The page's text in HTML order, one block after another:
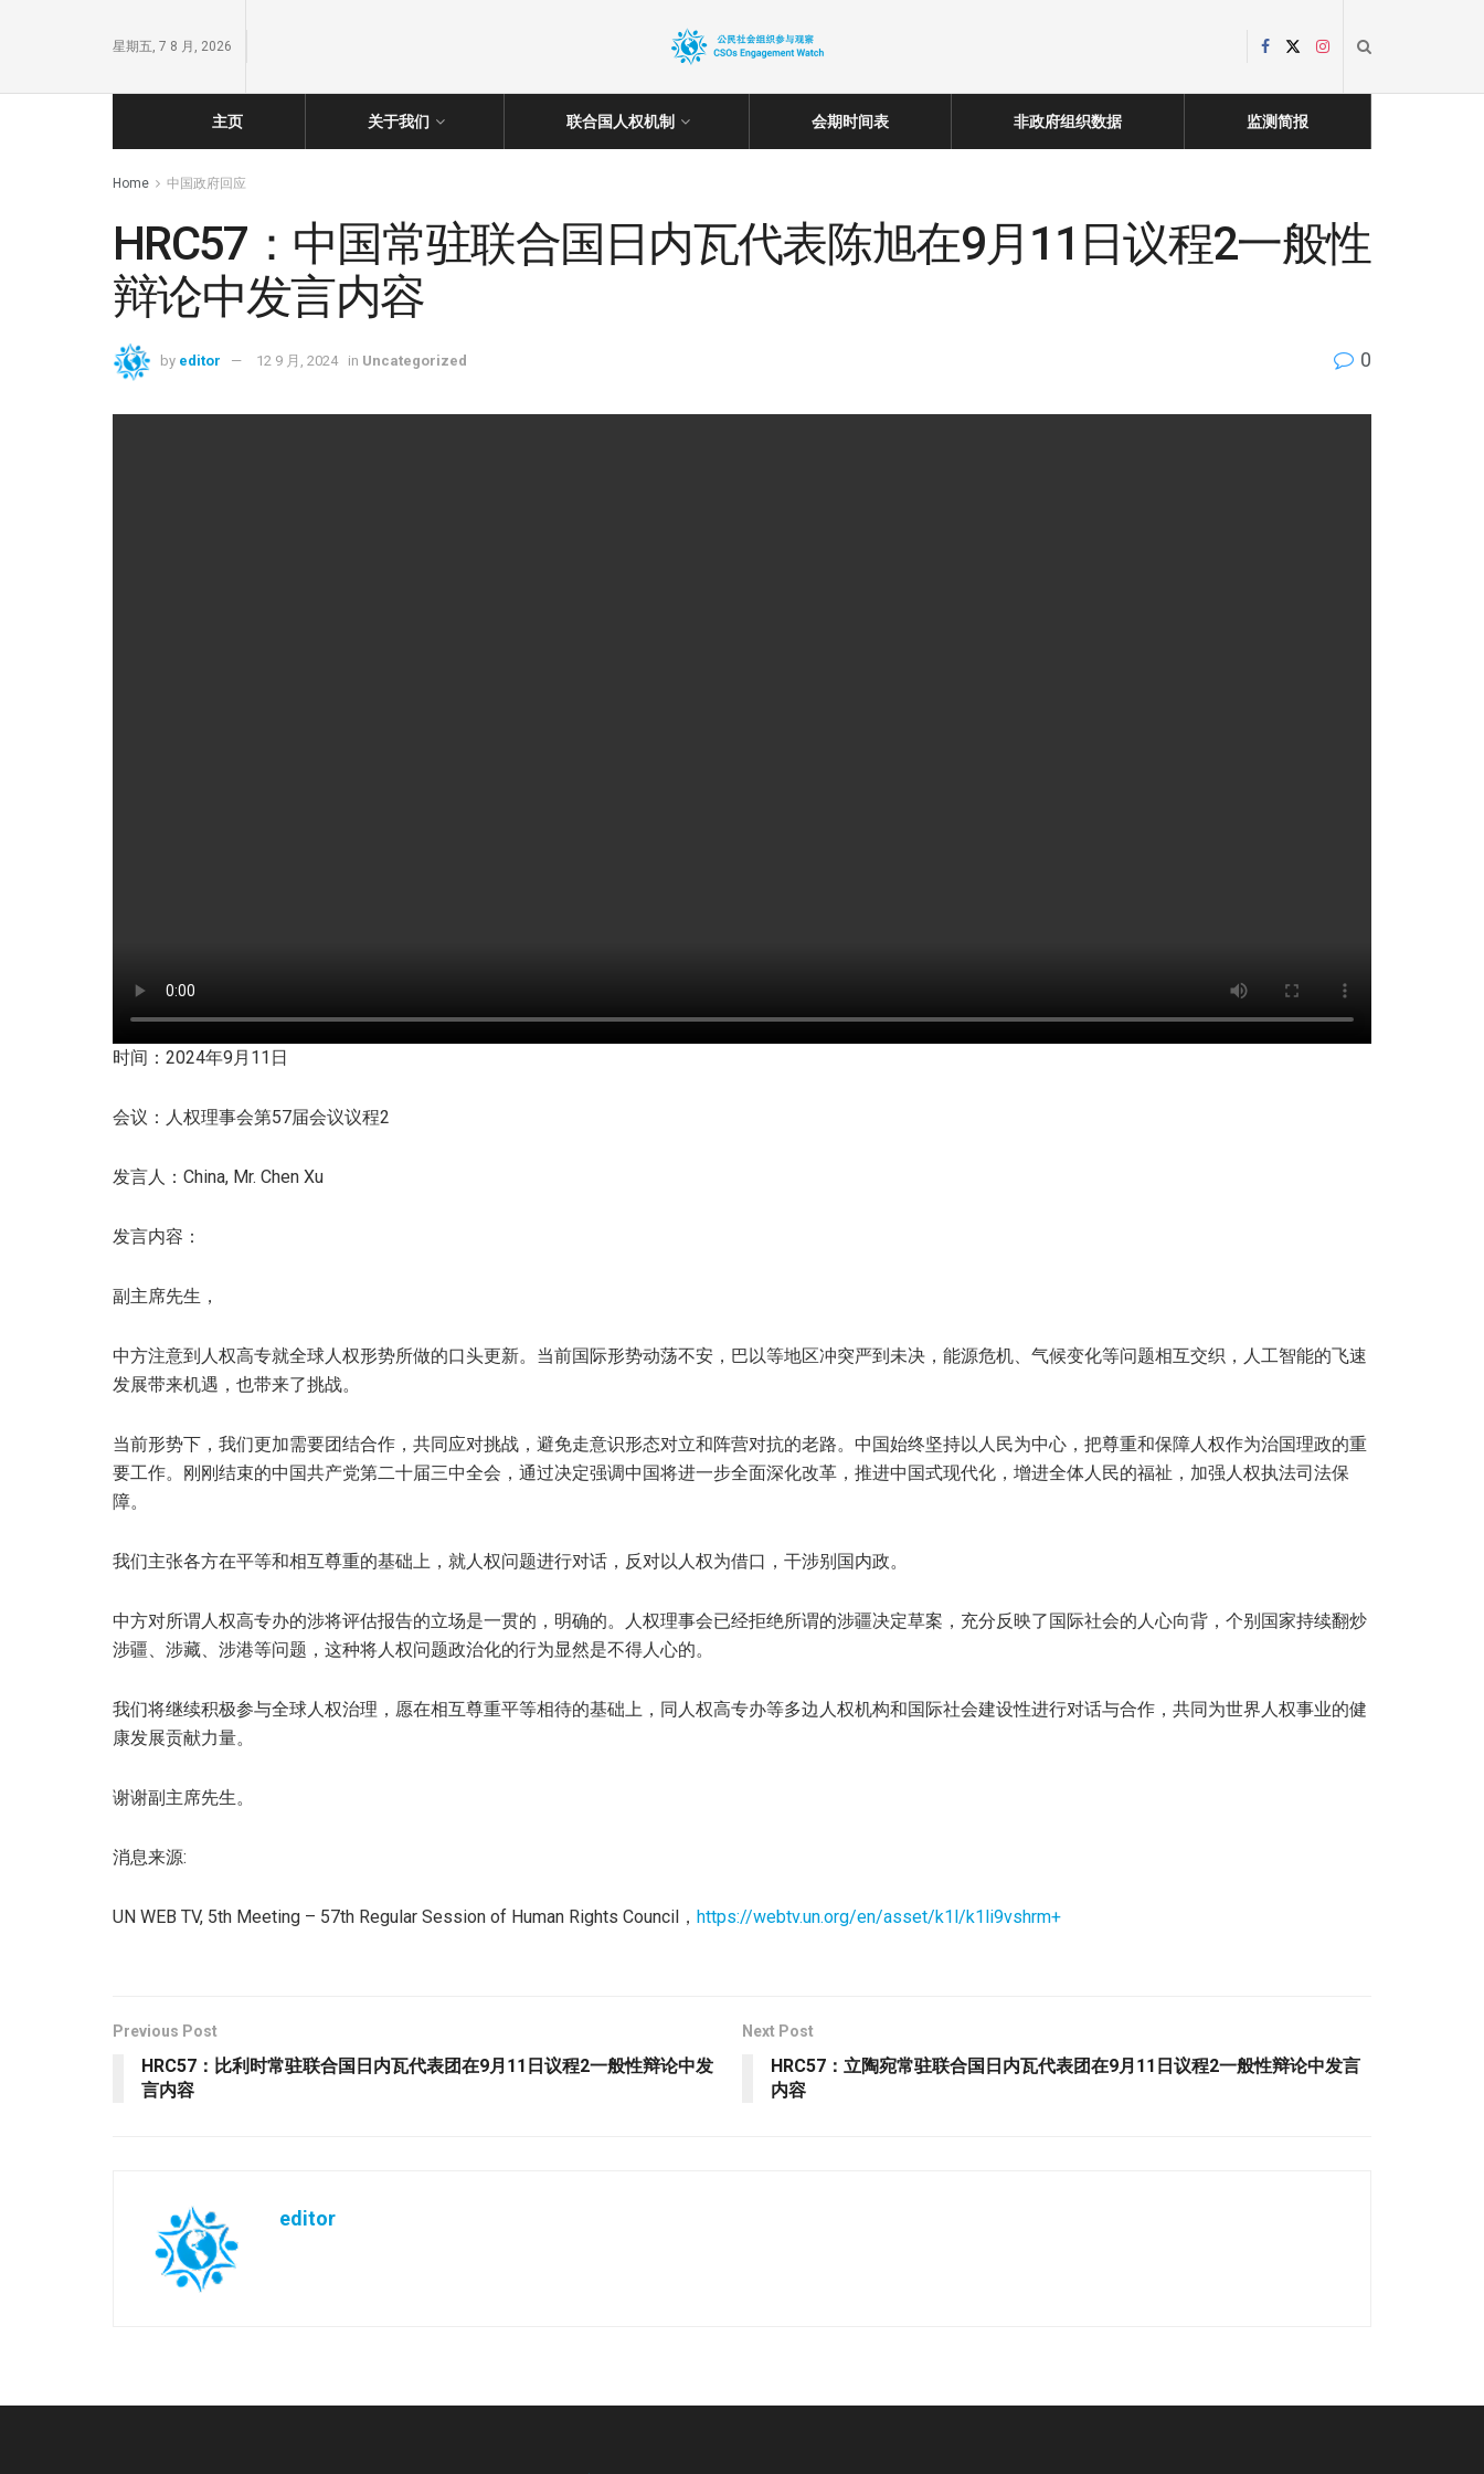
星期五, 7 8 月, 2026
主页 关于我们 联合国人权机制 会期时间表 非政府组织数据 监测简报
Home 中国政府回应
HRC57：中国常驻联合国日内瓦代表陈旭在9月11日议程2一般性
辩论中发言内容
by editor 12 9 月, 2024 in Uncategorized 0
时间：2024年9月11日
会议：人权理事会第57届会议议程2
发言人：China, Mr. Chen Xu
发言内容：
副主席先生，
中方注意到人权高专就全球人权形势所做的口头更新。当前国际形势动荡不安，巴以等地区冲突严到未决，能源危机、气候变化等问题相互交织，人工智能的飞速
发展带来机遇，也带来了挑战。
当前形势下，我们更加需要团结合作，共同应对挑战，避免走意识形态对立和阵营对抗的老路。中国始终坚持以人民为中心，把尊重和保障人权作为治国理政的重
要工作。刚刚结束的中国共产党第二十届三中全会，通过决定强调中国将进一步全面深化改革，推进中国式现代化，增进全体人民的福祉，加强人权执法司法保
障。
我们主张各方在平等和相互尊重的基础上，就人权问题进行对话，反对以人权为借口，干涉别国内政。
中方对所谓人权高专办的涉将评估报告的立场是一贯的，明确的。人权理事会已经拒绝所谓的涉疆决定草案，充分反映了国际社会的人心向背，个别国家持续翻炒
涉疆、涉藏、涉港等问题，这种将人权问题政治化的行为显然是不得人心的。
我们将继续积极参与全球人权治理，愿在相互尊重平等相待的基础上，同人权高专办等多边人权机构和国际社会建设性进行对话与合作，共同为世界人权事业的健
康发展贡献力量。
谢谢副主席先生。
消息来源:
UN WEB TV, 5th Meeting – 57th Regular Session of Human Rights Council， https://webtv.un.org/en/asset/k1l/k1li9vshrm+
Previous Post
HRC57：比利时常驻联合国日内瓦代表团在9月11日议程2一般性辩论中发
言内容
Next Post
HRC57：立陶宛常驻联合国日内瓦代表团在9月11日议程2一般性辩论中发言
内容
editor